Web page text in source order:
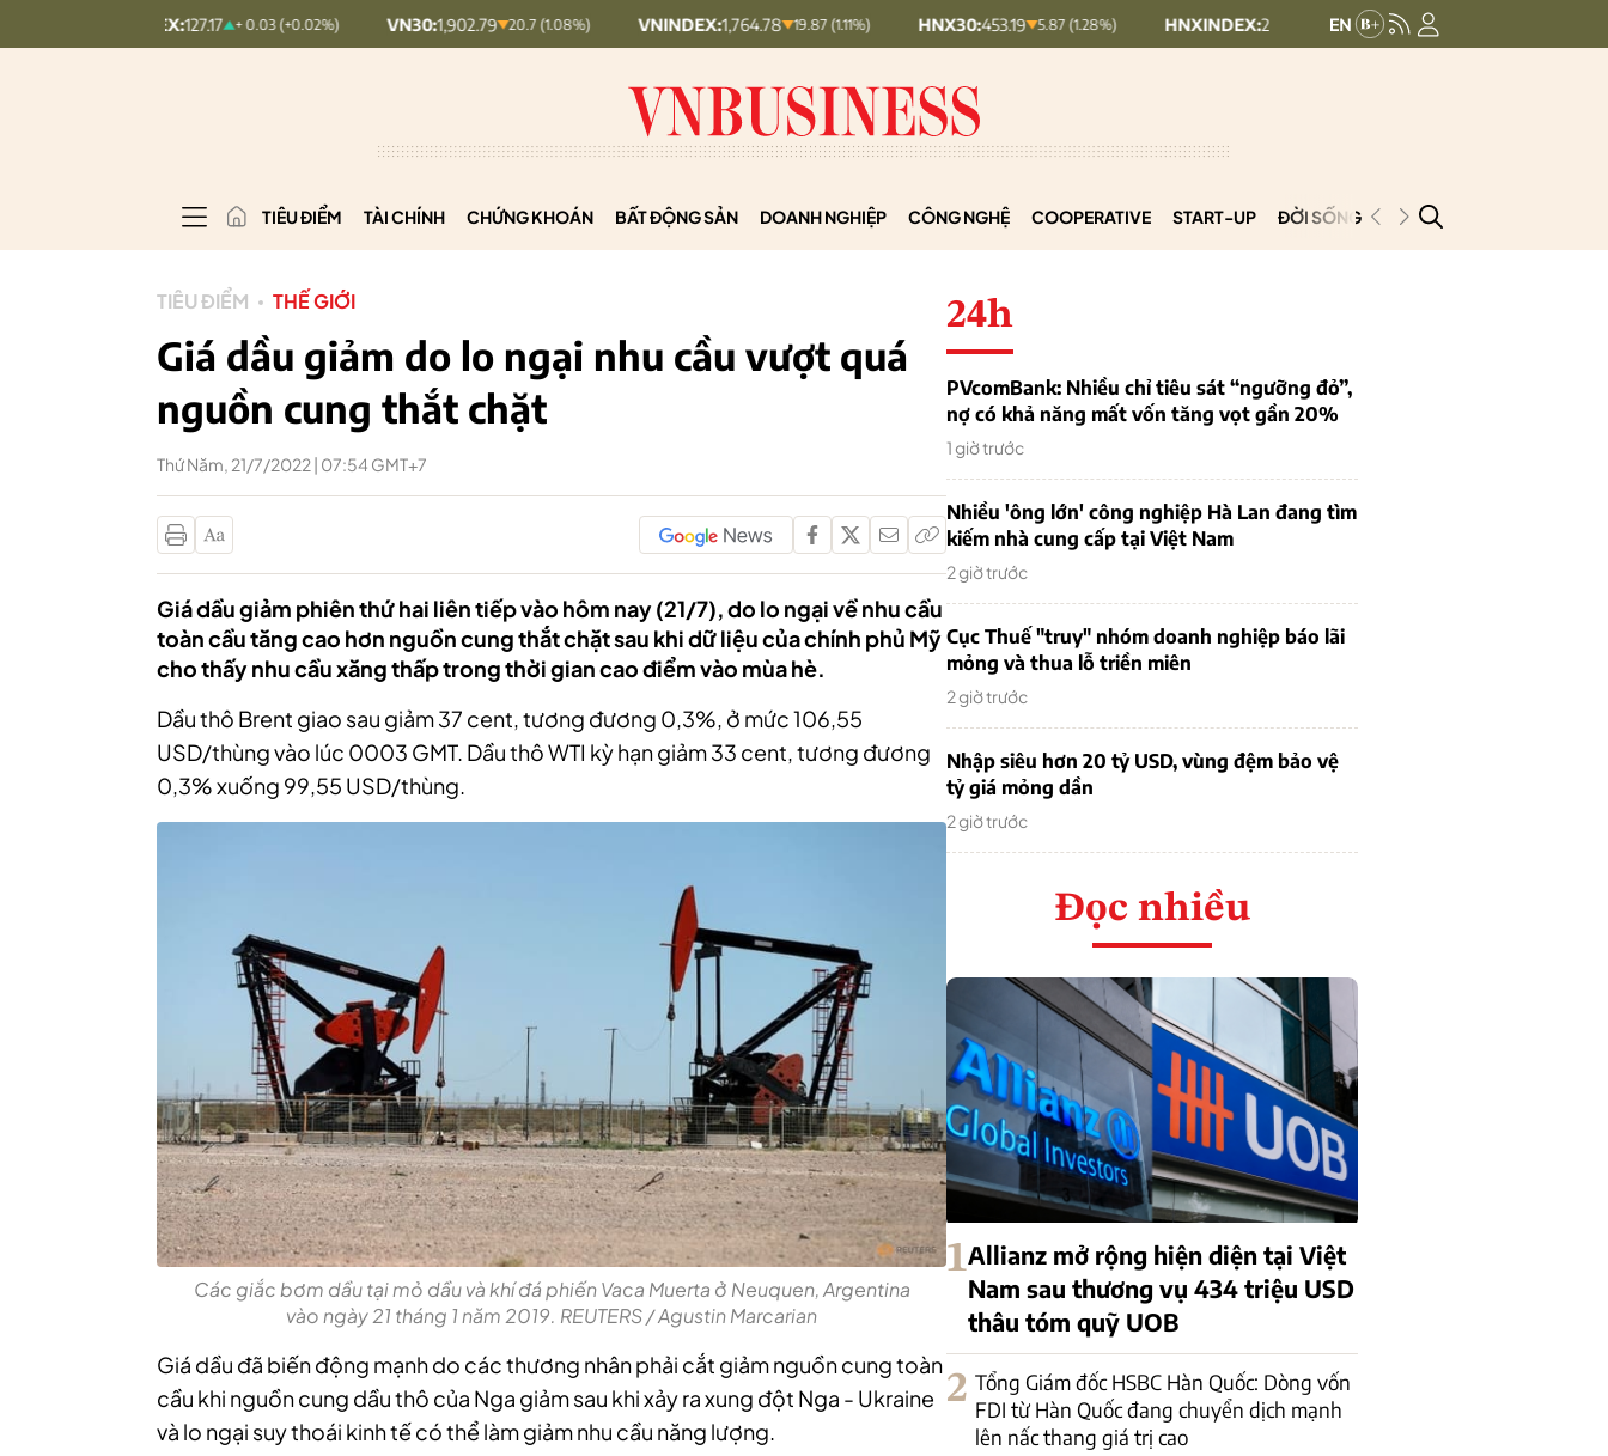
+ 0.03 (+0.02%) VN30: 1,902.79 20.7 (1.08%) VNINDEX: 1,764.78 19.87 (1.11%) HNX30: 453.19 5.87 (1.28%) HNXINDEX:292.64 8.56 (2.84%) UPCOMINDEX:
TIÊU ĐIỂM TÀI CHÍNH CHỨNG KHOÁN BẤT ĐỘNG SẢN DOANH NGHIỆP CÔNG NGHỆ COOPERATIVE START-UP ĐỜI SỐNG PODCAST
TIÊU ĐIỂM THẾ GIỚI
Giá dầu giảm do lo ngại nhu cầu vượt quá
nguồn cung thắt chặt
Thứ Năm, 21/7/2022 | 07:54 GMT+7
Giá dầu giảm phiên thứ hai liên tiếp vào hôm nay (21/7), do lo ngại về nhu cầu
toàn cầu tăng cao hơn nguồn cung thắt chặt sau khi dữ liệu của chính phủ Mỹ
cho thấy nhu cầu xăng thấp trong thời gian cao điểm vào mùa hè.
Dầu thô Brent giao sau giảm 37 cent, tương đương 0,3%, ở mức 106,55
USD/thùng vào lúc 0003 GMT. Dầu thô WTI kỳ hạn giảm 33 cent, tương đương
0,3% xuống 99,55 USD/thùng.
Các giắc bơm dầu tại mỏ dầu và khí đá phiến Vaca Muerta ở Neuquen, Argentina
vào ngày 21 tháng 1 năm 2019. REUTERS / Agustin Marcarian
Giá dầu đã biến động mạnh do các thương nhân phải cắt giảm nguồn cung toàn
cầu khi nguồn cung dầu thô của Nga giảm sau khi xảy ra xung đột Nga - Ukraine
và lo ngại suy thoái kinh tế có thể làm giảm nhu cầu năng lượng.
24h
PVcomBank: Nhiều chỉ tiêu sát “ngưỡng đỏ”,
nợ có khả năng mất vốn tăng vọt gần 20%
1 giờ trước
Nhiều 'ông lớn' công nghiệp Hà Lan đang tìm
kiếm nhà cung cấp tại Việt Nam
2 giờ trước
Cục Thuế "truy" nhóm doanh nghiệp báo lãi
mỏng và thua lỗ triền miên
2 giờ trước
Nhập siêu hơn 20 tỷ USD, vùng đệm bảo vệ
tỷ giá mỏng dần
2 giờ trước
Đọc nhiều
1Allianz mở rộng hiện diện tại Việt
Nam sau thương vụ 434 triệu USD
thâu tóm quỹ UOB
2 Tổng Giám đốc HSBC Hàn Quốc: Dòng vốn
FDI từ Hàn Quốc đang chuyển dịch mạnh
lên nấc thang giá trị cao